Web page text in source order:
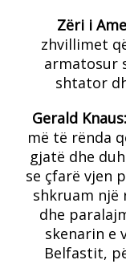
Zëri i
zhvillimet
armatosur
shtator
Gerald Knaus:
më të rënda
gjatë dhe
se çfarë vjen
shkruam
dhe
skenarin e
Belfastit,